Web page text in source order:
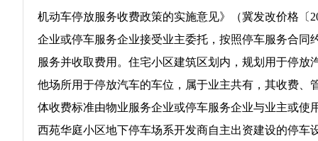
机动车停放服务收费政策的实施意见》（冀发改价格〔
企业或停车服务企业接受业主委托，按照停车服务合
服务并收取费用。住宅小区建筑区划内，规划用于停
他场所用于停放汽车的车位，属于业主共有，其收费
体收费标准由物业服务企业或停车服务企业与业主或使
西苑华庭小区地下停车场系开发商自主出资建设的停